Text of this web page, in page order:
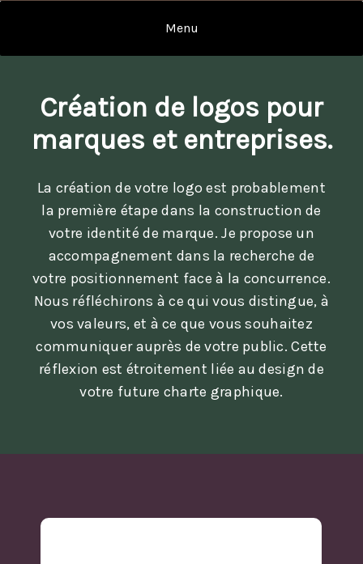
Création de logos pour
marques et entreprises.
La création de votre logo est probablement
la première étape dans la construction de
votre identité de marque. Je propose un
accompagnement dans la recherche de
votre positionnement face à la concurrence.
Nous réfléchirons à ce qui vous distingue, à
vos valeurs, et à ce que vous souhaitez
communiquer auprès de votre public. Cette
réflexion est étroitement liée au design de
votre future charte graphique.